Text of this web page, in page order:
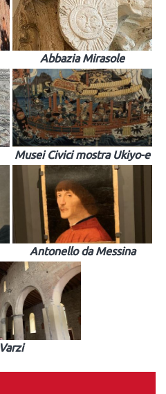
Abbazia Mirasole
Musei Civici mostra Ukiyo-e
Antonello da Messina
Varzi